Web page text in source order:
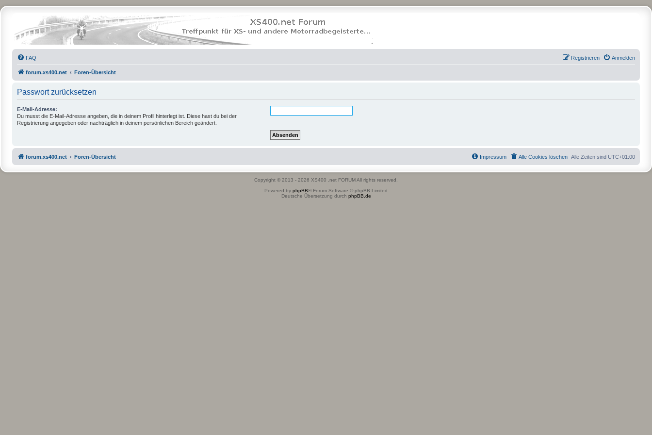
FAQ Anmelden
Registrieren
forum.xs400.net Foren-Übersicht
Passwort zurücksetzen
E-Mail-Adresse:
Du musst die E-Mail-Adresse angeben, die in deinem Profil hinterlegt ist. Diese hast du bei der
Registrierung angegeben oder nachträglich in deinem persönlichen Bereich geändert.
forum.xs400.net Foren-Übersicht Alle Zeiten sind UTC+01:00
Alle Cookies löschen
Impressum
Copyright © 2013 - 2026 XS400 .net FORUM All rights reserved.
Powered by phpBB® Forum Software © phpBB Limited
Deutsche Übersetzung durch phpBB.de